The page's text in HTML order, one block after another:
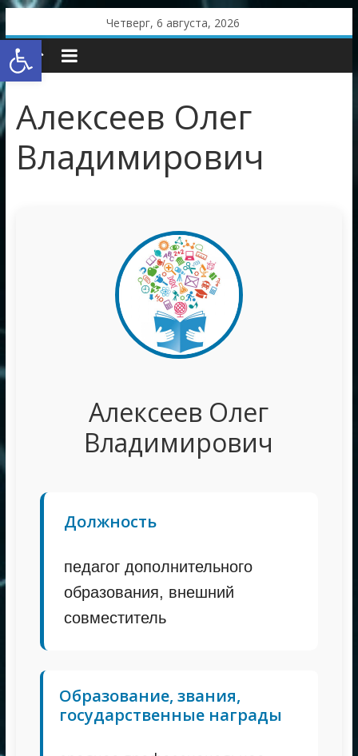
Открыть панель инструментов
Skip
to
content
Четверг, 6 августа, 2026
Алексеев Олег
Владимирович
Алексеев Олег
Владимирович
Должность
педагог дополнительного
образования, внешний
совместитель
Образование, звания,
государственные награды